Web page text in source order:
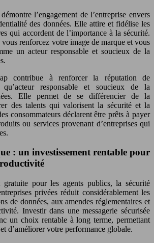
l’engagement de l’entreprise envers
des données. Elle attire et fidélise les
qui accordent de l’importance à la sécurité.
renforcez votre image de marque et vous
un acteur responsable et soucieux de la
contribue à renforcer la réputation de
responsable et soucieux de la
Elle permet de se différencier de la
des talents qui valorisent la sécurité et la
consommateurs déclarent être prêts à payer
ou services provenant d’entreprises qui
: un investissement rentable pour
pour les agents publics, la sécurité
privées réduit considérablement les
de données, aux amendes réglementaires et
Investir dans une messagerie sécurisée
un choix rentable à long terme, permettant
d’améliorer votre performance globale.